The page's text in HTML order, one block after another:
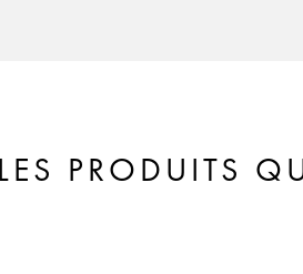
LES PRODUITS